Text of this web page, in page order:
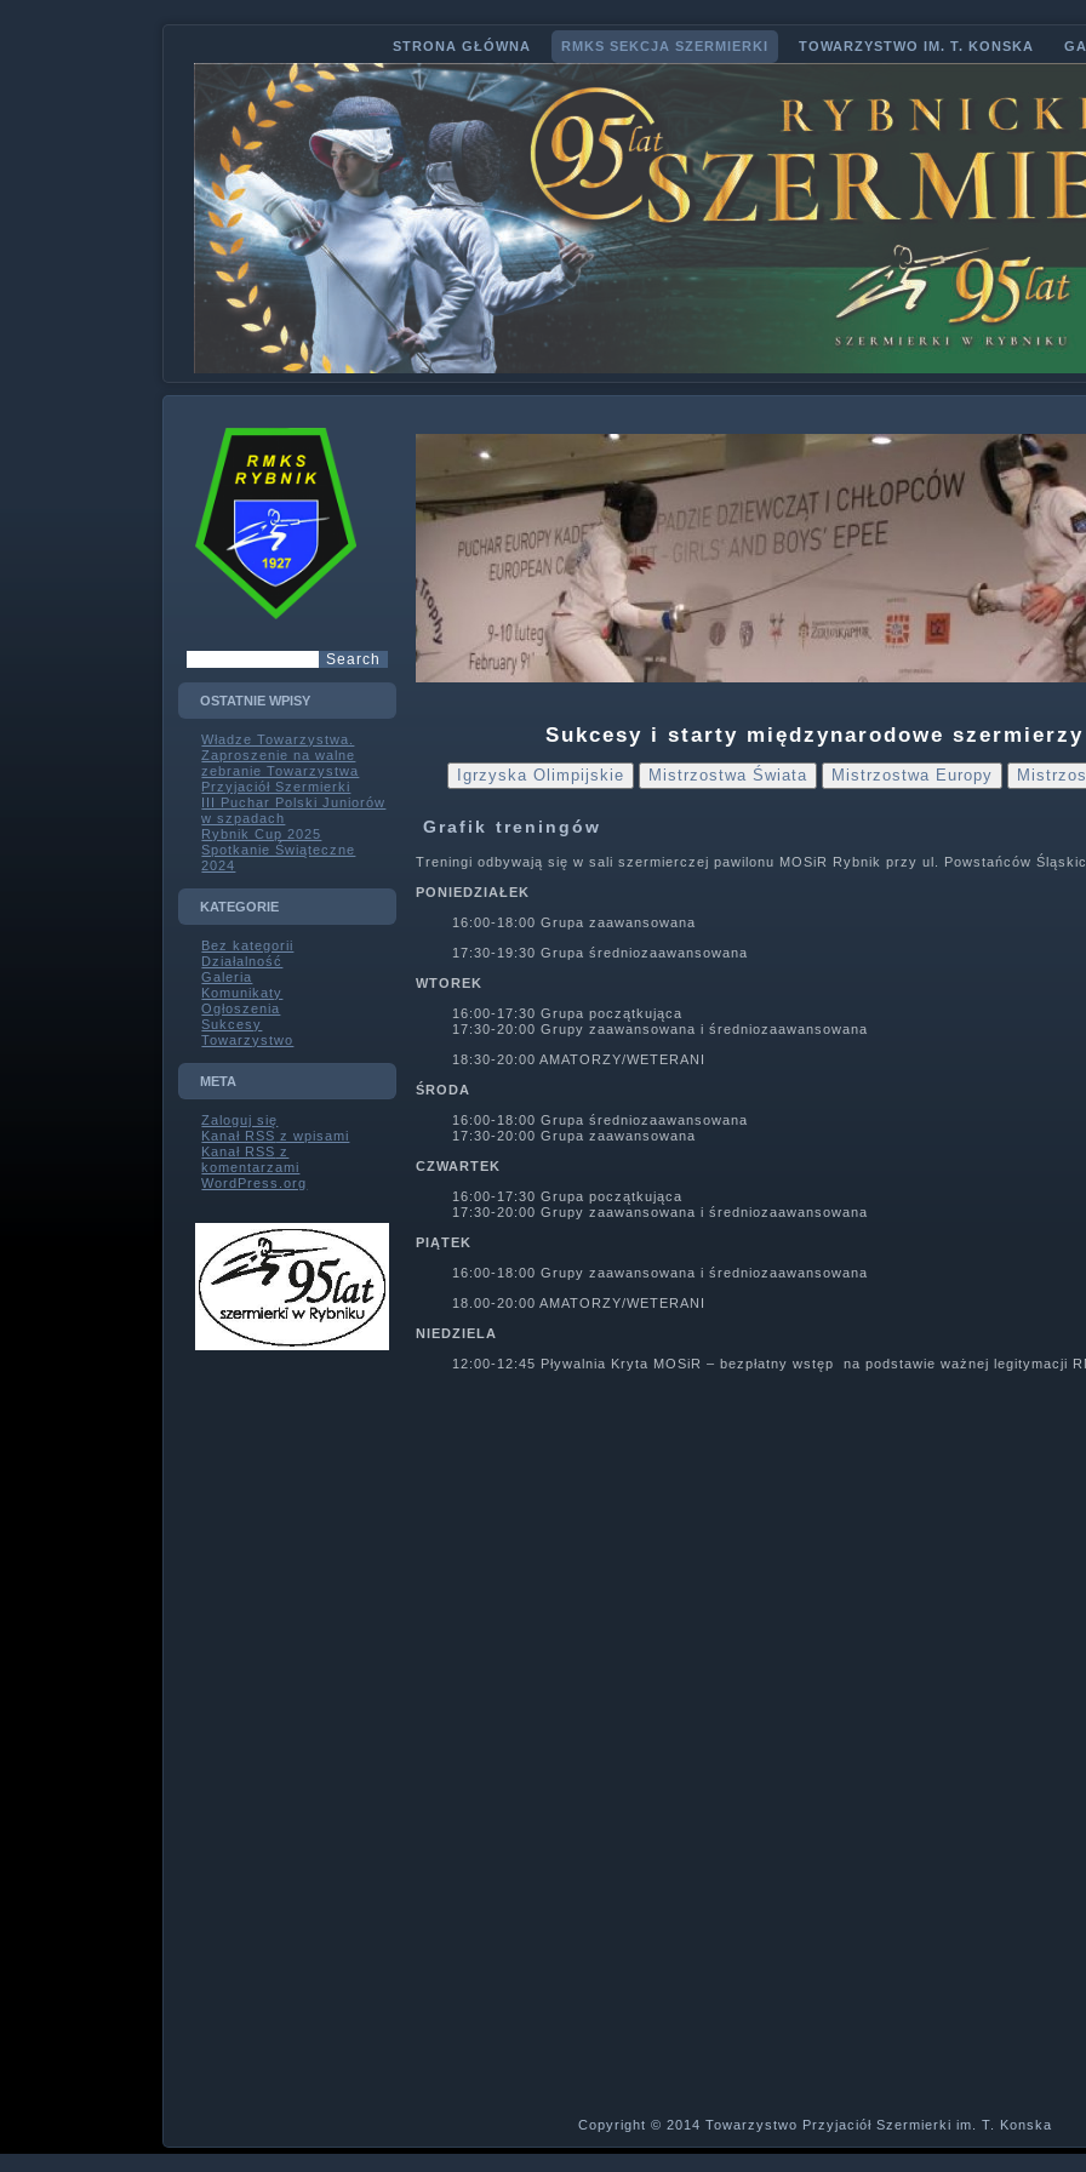
STRONA GŁÓWNA RMKS SEKCJA SZERMIERKI TOWARZYSTWO IM. T. KONSKA
OSTATNIE WPISY
Władze Towarzystwa.
Zaproszenie na walne
zebranie Towarzystwa
Przyjaciół Szermierki
III Puchar Polski Juniorów
w szpadach
Rybnik Cup 2025
Spotkanie Świąteczne
2024
KATEGORIE
Bez kategorii
Działalność
Galeria
Komunikaty
Ogłoszenia
Sukcesy
Towarzystwo
META
Zaloguj się
Kanał RSS z wpisami
Kanał RSS z
komentarzami
WordPress.org
Sukcesy i starty międzynarodowe szermierzy
Igrzyska Olimpijskie Mistrzostwa Świata Mistrzostwa Europy
Grafik treningów
Treningi odbywają się w sali szermierczej pawilonu MOSiR Rybnik przy ul. Powstańców
PONIEDZIAŁEK
16:00-18:00 Grupa zaawansowana
17:30-19:30 Grupa średniozaawansowana
WTOREK
16:00-17:30 Grupa początkująca
17:30-20:00 Grupy zaawansowana i średniozaawansowana
18:30-20:00 AMATORZY/WETERANI
ŚRODA
16:00-18:00 Grupa średniozaawansowana
17:30-20:00 Grupa zaawansowana
CZWARTEK
16:00-17:30 Grupa początkująca
17:30-20:00 Grupy zaawansowana i średniozaawansowana
PIĄTEK
16:00-18:00 Grupy zaawansowana i średniozaawansowana
18.00-20:00 AMATORZY/WETERANI
NIEDZIELA
12:00-12:45 Pływalnia Kryta MOSiR – bezpłatny wstęp na podstawie ważnej legitymacji
Copyright © 2014 Towarzystwo Przyjaciół Szermierki im. T. Konska